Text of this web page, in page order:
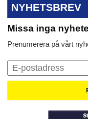
NYHETSBREV
Missa inga
Prenumerera på vårt